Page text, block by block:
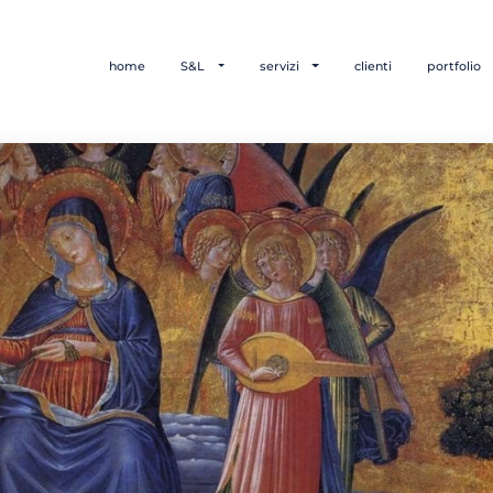
home S&L servizi clienti portfolio